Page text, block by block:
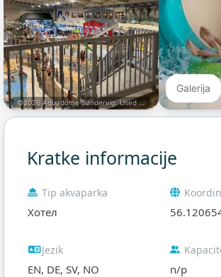
©2026 Aquadome Søndervig. Used with permission
Galerija
Kratke informacije
Tip akvaparka
Хотел
Jezik
EN, DE, SV, NO n/p